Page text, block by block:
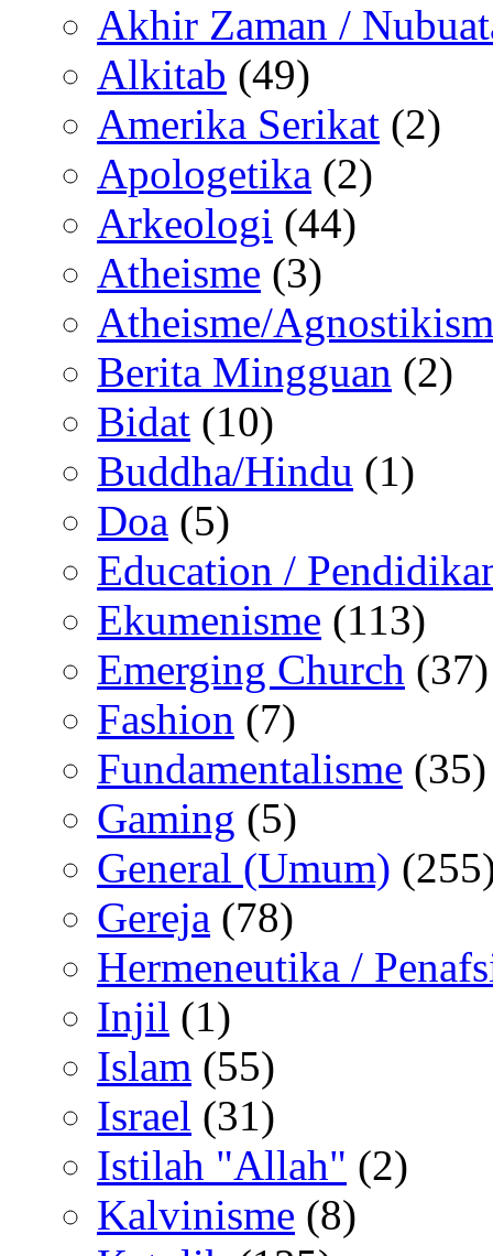
Akhir Zaman /
Alkitab (49)
Amerika Serikat (2)
Apologetika (2)
Arkeologi (44)
Atheisme (3)
Atheisme/
Berita Mingguan (2)
Bidat (10)
Buddha/Hindu (1)
Doa (5)
Education /
Ekumenisme (113)
Emerging Church (37)
Fashion (7)
Fundamentalisme (35)
Gaming (5)
General (Umum)
Gereja (78)
Hermeneutika /
Injil (1)
Islam (55)
Israel (31)
Istilah "Allah" (2)
Kalvinisme (8)